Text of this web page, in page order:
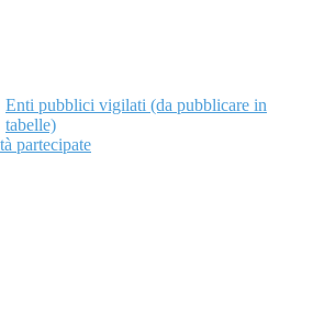
Enti pubblici vigilati (da pubblicare in
tabelle)
partecipate